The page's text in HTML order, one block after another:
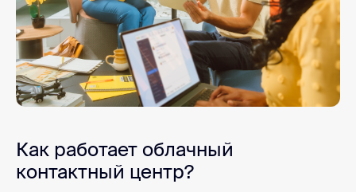
Как работает облачный
контактный центр?